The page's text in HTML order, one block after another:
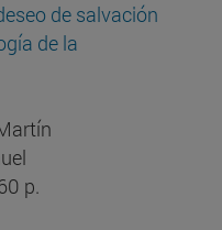
de salvación
de la
p.